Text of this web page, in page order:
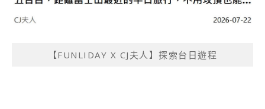
【FUNLIDAY X CJ夫人】探索台日遊程